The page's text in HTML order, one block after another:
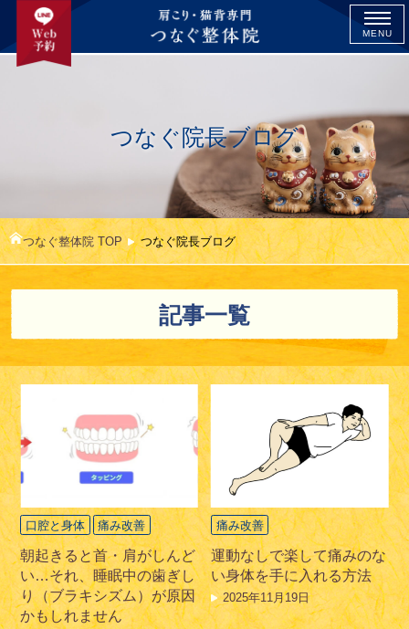
MENU
つなぐ院長ブログ
つなぐ整体院 TOP つなぐ院長ブログ
記事一覧
口腔と身体 痛み改善
朝起きると首・肩がしんど
い…それ、睡眠中の歯ぎし
り（ブラキシズム）が原因
かもしれません
痛み改善
運動なしで楽して痛みのな
い身体を手に入れる方法
2025年11月19日